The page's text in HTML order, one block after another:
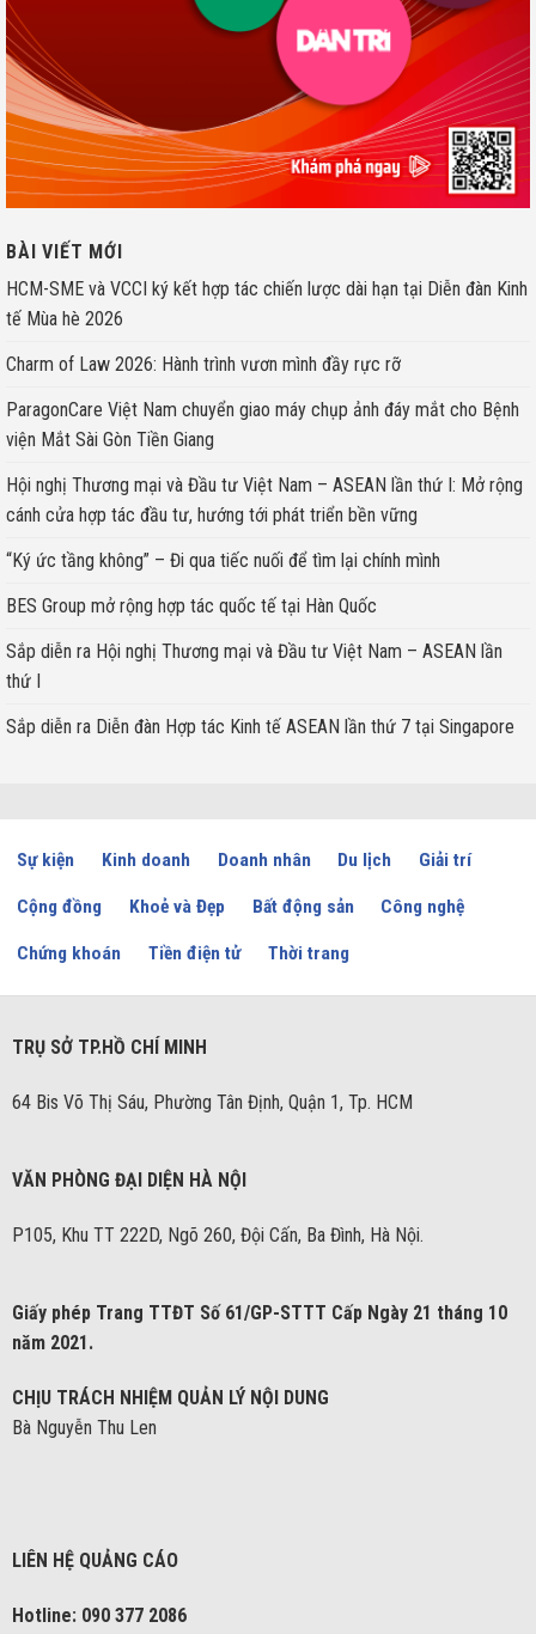
BÀI VIẾT MỚI
HCM-SME và VCCI ký kết hợp tác chiến lược dài hạn tại Diễn đàn Kinh
tế Mùa hè 2026
Charm of Law 2026: Hành trình vươn mình đầy rực rỡ
ParagonCare Việt Nam chuyển giao máy chụp ảnh đáy mắt cho Bệnh
viện Mắt Sài Gòn Tiền Giang
Hội nghị Thương mại và Đầu tư Việt Nam – ASEAN lần thứ I: Mở rộng
cánh cửa hợp tác đầu tư, hướng tới phát triển bền vững
“Ký ức tầng không” – Đi qua tiếc nuối để tìm lại chính mình
BES Group mở rộng hợp tác quốc tế tại Hàn Quốc
Sắp diễn ra Hội nghị Thương mại và Đầu tư Việt Nam – ASEAN lần
thứ I
Sắp diễn ra Diễn đàn Hợp tác Kinh tế ASEAN lần thứ 7 tại Singapore
Sự kiện Kinh doanh Doanh nhân Du lịch Giải trí
Cộng đồng Khoẻ và Đẹp Bất động sản Công nghệ
Chứng khoán Tiền điện tử Thời trang
TRỤ SỞ TP.HỒ CHÍ MINH
64 Bis Võ Thị Sáu, Phường Tân Định, Quận 1, Tp. HCM
VĂN PHÒNG ĐẠI DIỆN HÀ NỘI
P105, Khu TT 222D, Ngõ 260, Đội Cấn, Ba Đình, Hà Nội.
Giấy phép Trang TTĐT Số 61/GP-STTT Cấp Ngày 21 tháng 10
năm 2021.
CHỊU TRÁCH NHIỆM QUẢN LÝ NỘI DUNG
Bà Nguyễn Thu Len
LIÊN HỆ QUẢNG CÁO
Hotline: 090 377 2086